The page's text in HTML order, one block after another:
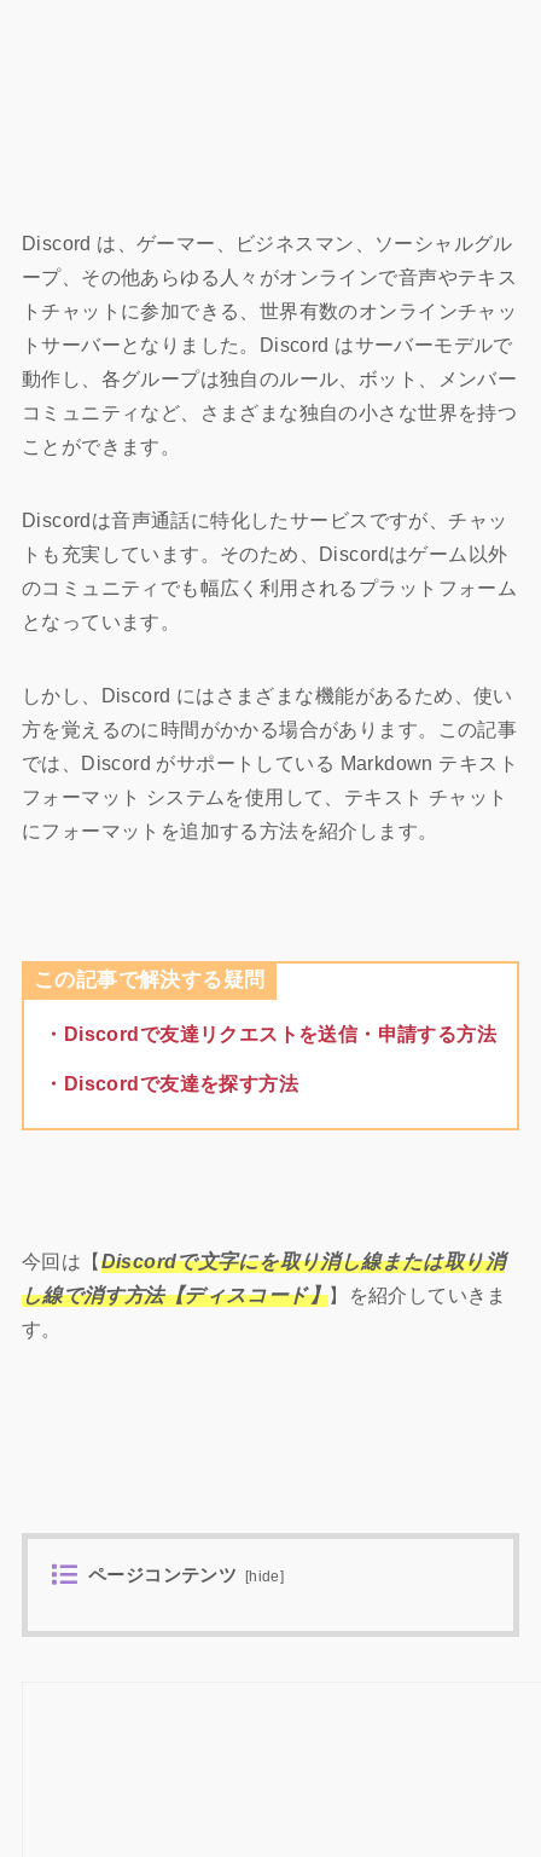
Discord は、ゲーマー、ビジネスマン、ソーシャルグル
ープ、その他あらゆる人々がオンラインで音声やテキス
トチャットに参加できる、世界有数のオンラインチャッ
トサーバーとなりました。Discord はサーバーモデルで
動作し、各グループは独自のルール、ボット、メンバー
コミュニティなど、さまざまな独自の小さな世界を持つ
ことができます。
Discordは音声通話に特化したサービスですが、チャッ
トも充実しています。そのため、Discordはゲーム以外
のコミュニティでも幅広く利用されるプラットフォーム
となっています。
しかし、Discord にはさまざまな機能があるため、使い
方を覚えるのに時間がかかる場合があります。この記事
では、Discord がサポートしている Markdown テキスト
フォーマット システムを使用して、テキスト チャット
にフォーマットを追加する方法を紹介します。
この記事で解決する疑問
・Discordで友達リクエストを送信・申請する方法
・Discordで友達を探す方法
今回は【Discordで文字にを取り消し線または取り消
し線で消す方法【ディスコード】】を紹介していきま
す。
ページコンテンツ [hide]